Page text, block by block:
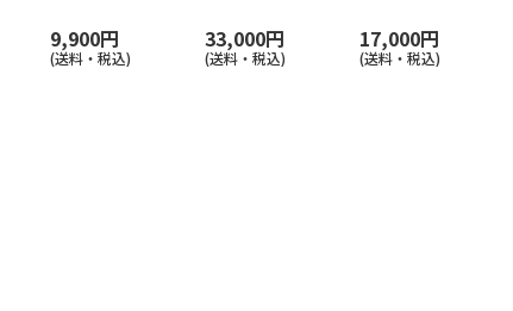
9,900円
(送料・税込)
33,000円
(送料・税込)
17,000円
(送料・税込)